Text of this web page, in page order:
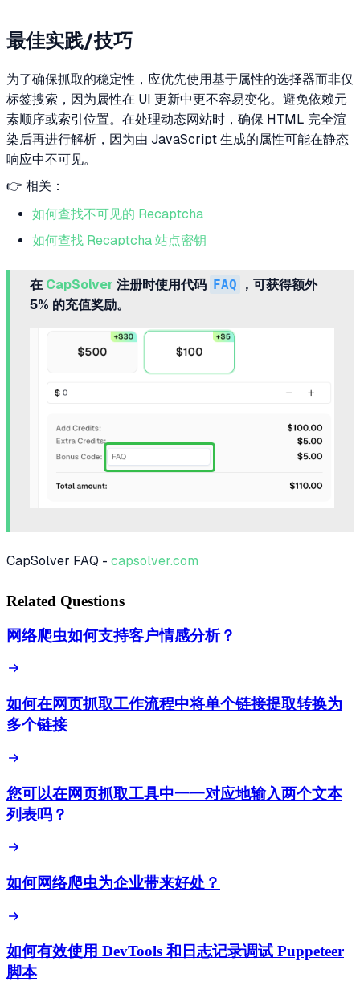
最佳实践/技巧
为了确保抓取的稳定性，应优先使用基于属性的选择器而非仅
标签搜索，因为属性在 UI 更新中更不容易变化。避免依赖元
素顺序或索引位置。在处理动态网站时，确保 HTML 完全渲
染后再进行解析，因为由 JavaScript 生成的属性可能在静态
响应中不可见。
👉 相关：
如何查找不可见的 Recaptcha
如何查找 Recaptcha 站点密钥
在 CapSolver 注册时使用代码 FAQ
，可获得额外
5% 的充值奖励。
CapSolver FAQ - capsolver.com
Related Questions
网络爬虫如何支持客户情感分析？
如何在网页抓取工作流程中将单个链接提取转换为
多个链接
您可以在网页抓取工具中一一对应地输入两个文本
列表吗？
如何网络爬虫为企业带来好处？
如何有效使用 DevTools 和日志记录调试 Puppeteer
脚本